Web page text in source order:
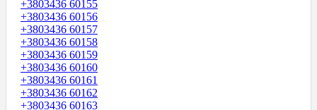
+3803436 60155
+3803436 60156
+3803436 60157
+3803436 60158
+3803436 60159
+3803436 60160
+3803436 60161
+3803436 60162
+3803436 60163